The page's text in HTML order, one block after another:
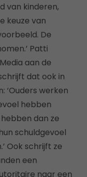
van kinderen,
keuze van
De
Patti
aan de
dat ook in
‘Ouders werken
hebben
dan ze
schuldgevoel
Ook schrijft ze
een
naar een